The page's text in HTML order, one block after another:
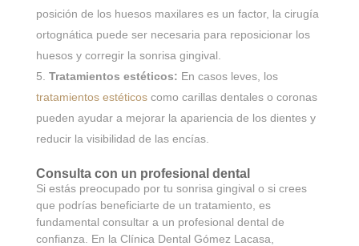
posición de los huesos maxilares es un factor, la cirugía
ortognática puede ser necesaria para reposicionar los
huesos y corregir la sonrisa gingival.
Tratamientos estéticos: En casos leves, los
tratamientos estéticoscomo carillas dentales o coronas
pueden ayudar a mejorar la apariencia de los dientes y
reducir la visibilidad de las encías.
Consulta con un profesional dental
Si estás preocupado por tu sonrisa gingival o si crees
que podrías beneficiarte de un tratamiento, es
fundamental consultar a un profesional dental de
confianza. En la Clínica Dental Gómez Lacasa,